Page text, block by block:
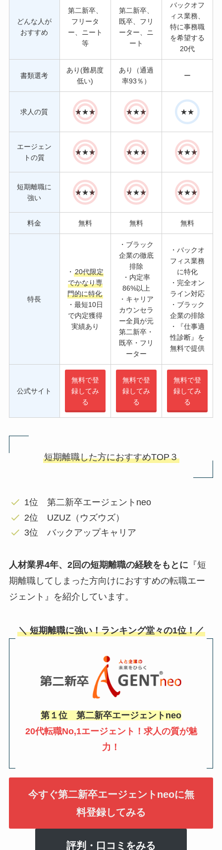
どんな人が
おすすめ
第二新卒、
フリータ
ー、ニート
等
第二新卒、
既卒、フリ
ーター、ニ
ート
バックオフ
ィス業務、
特に事務職
を希望する
20代
書類選考
あり(難易度
低い)
あり（通過
率93％）
ー
求人の質 ★★★ ★★★ ★★
エージェン
トの質
★★★ ★★★ ★★★
短期離職に
強い
★★★ ★★★ ★★★
料金 無料 無料 無料
特長
・ 20代限定
でかなり専
門的に特化
・最短10日
で内定獲得
実績あり
・ブラック
企業の徹底
排除
・内定率
86%以上
・キャリア
カウンセラ
ー全員が元
第二新卒・
既卒・フリ
ーター
・バックオ
フィス業務
に特化
・完全オン
ライン対応
・ブラック
企業の排除
・『仕事適
性診断』を
無料で提供
公式サイト
無料で登
録してみ
る
無料で登
録してみ
る
無料で登
録してみ
る
短期離職した方におすすめTOP３
1位 第二新卒エージェントneo
2位 UZUZ（ウズウズ）
3位 バックアップキャリア
人材業界4年、2回の短期離職の経験をもとに 『短
期離職してしまった方向けにおすすめの転職エー
ジェント』を紹介しています。
＼ 短期離職に強い！ランキング堂々の1位！／
第１位 第二新卒エージェントneo
20代転職No,1エージェント！求人の質が魅
力！
今すぐ第二新卒エージェントneoに無
料登録してみる
評判・口コミをみる